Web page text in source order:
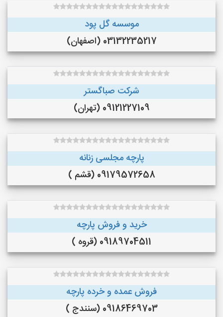
موسسه گل پود
03132235217 (اصفهان)
شرکت صباگستر
09121227109 (تهران)
پارچه مجلسی زنانه
09179572658 (قشم )
خرید و فروش پارچه
09189704511 (قروه )
فروش عمده و خرده پارچه
09186469703 (سنندج )